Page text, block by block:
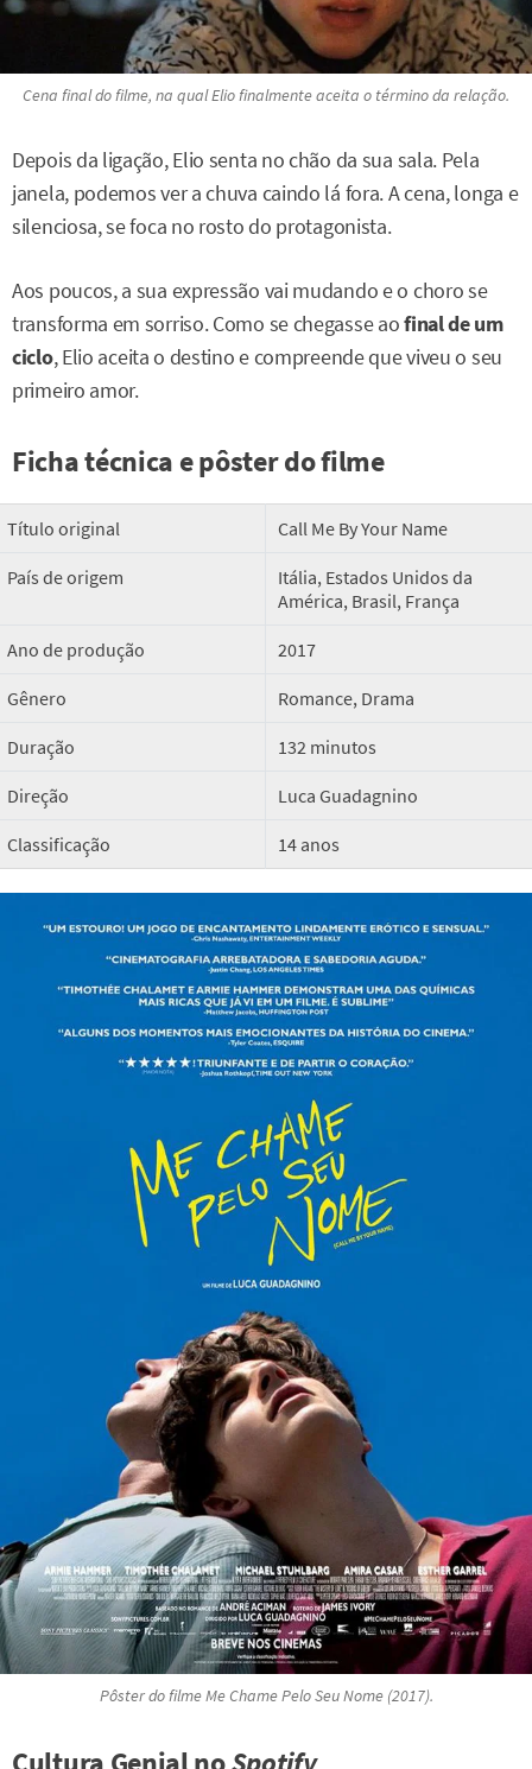
Cena final do filme, na qual Elio finalmente aceita o término da relação.
Depois da ligação, Elio senta no chão da sua sala. Pela
janela, podemos ver a chuva caindo lá fora. A cena, longa e
silenciosa, se foca no rosto do protagonista.
Aos poucos, a sua expressão vai mudando e o choro se
transforma em sorriso. Como se chegasse aofinal de um
ciclo, Elio aceita o destino e compreende que viveu o seu
primeiro amor.
Ficha técnica e pôster do filme
Título original Call Me By Your Name
País de origem
Itália, Estados Unidos da
América, Brasil, França
Ano de produção 2017
Gênero Romance, Drama
Duração 132 minutos
Direção Luca Guadagnino
Classificação 14 anos
Pôster do filmeMe Chame Pelo Seu Nome(2017).